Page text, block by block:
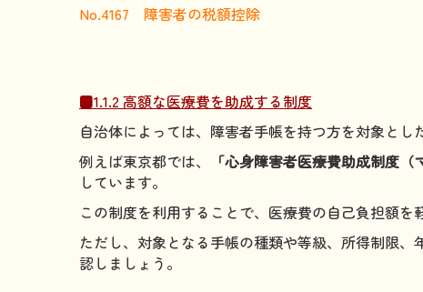
No.4167 障害者の税額控除
■1.1.2 高額な医療費を助成する制度
自治体によっては、障害者手帳を持つ方を対象とし
例えば東京都では、
「心身障害者医療費助成制度（
しています。
この制度を利用することで、医療費の自己負担額を
ただし、対象となる手帳の種類や等級、所得制限
認しましょう。